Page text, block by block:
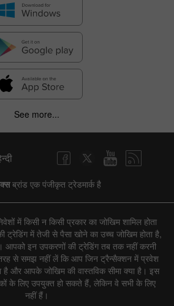
See more...
ब्रांड एक पंजीकृत ट्रेडमार्क है
में किसी न किसी प्रकार का जोखिम शामिल होता
की ट्रेडिंग में तेजी से पैसा खोने का उच्च जोखिम होता है,
आपको इन उपकरणों की ट्रेडिंग तब तक नहीं करनी
से समझ नहीं लें कि आप जिन ट्रैन्सैक्शन में प्रवेश
है और आपके जोखिम की वास्तविक सीमा क्या है। इस
के लिए उपयुक्त हो सकते हैं, लेकिन वे सभी के लिए
नहीं हैं।